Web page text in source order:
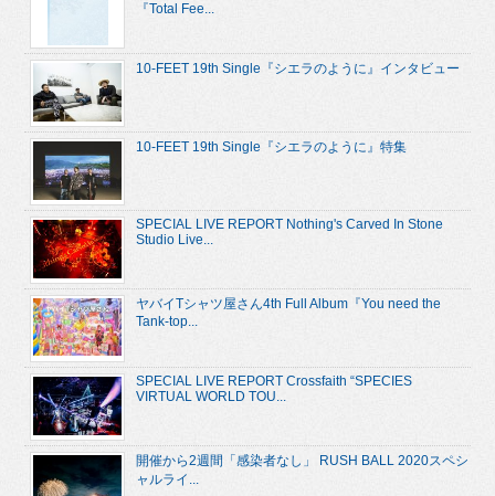
『Total Fee...
10-FEET 19th Single『シエラのように』インタビュー
10-FEET 19th Single『シエラのように』特集
SPECIAL LIVE REPORT Nothing's Carved In Stone
Studio Live...
ヤバイTシャツ屋さん4th Full Album『You need the
Tank-top...
SPECIAL LIVE REPORT Crossfaith “SPECIES
VIRTUAL WORLD TOU...
開催から2週間「感染者なし」 RUSH BALL 2020スペシ
ャルライ...